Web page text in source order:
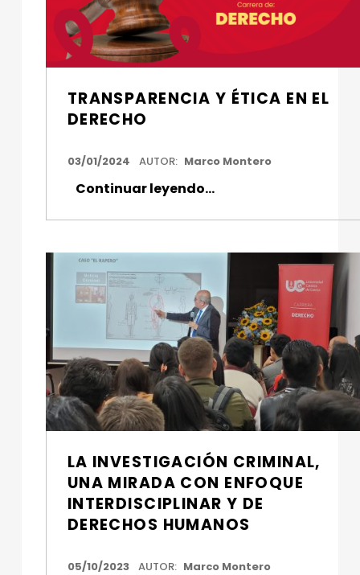
TRANSPARENCIA Y ÉTICA EN EL
DERECHO
FECHA DE PUBLICACIÓN:
03/01/2024 AUTOR: Marco Montero
Continuar leyendo…
LA INVESTIGACIÓN CRIMINAL,
UNA MIRADA CON ENFOQUE
INTERDISCIPLINAR Y DE
DERECHOS HUMANOS
FECHA DE PUBLICACIÓN:
05/10/2023 AUTOR: Marco Montero